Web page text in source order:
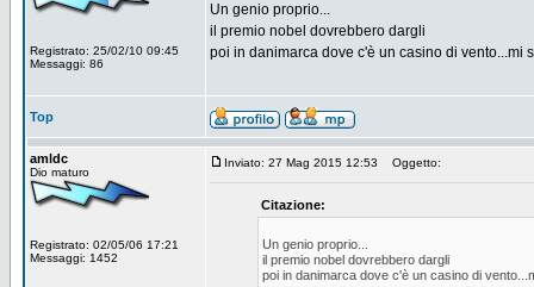
Registrato: 25/02/10 09:45
Messaggi: 86
Un genio proprio...
il premio nobel dovrebbero dargli
poi in danimarca dove c'è un casino di vento...mi
Top
amldc
Dio maturo
Registrato: 02/05/06 17:21
Messaggi: 1452
Inviato: 27 Mag 2015 12:53 Oggetto:
Citazione:
Un genio proprio...
il premio nobel dovrebbero dargli
poi in danimarca dove c'è un casino di